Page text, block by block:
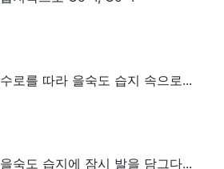
수로를 따라 을숙도 습지 속으로...
을숙도 습지에 잠시 발을 담그다...